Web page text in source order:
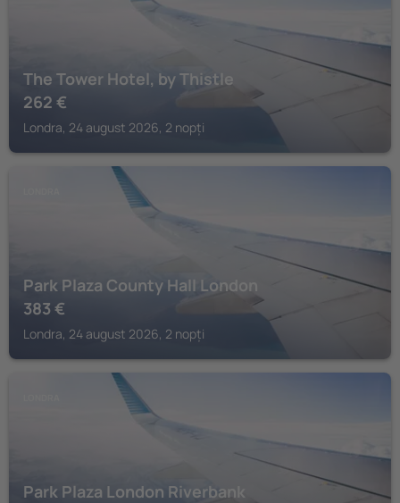
The Tower Hotel, by Thistle
262 €
Londra, 24 august 2026, 2 nopți
Park Plaza County Hall London
383 €
Londra, 24 august 2026, 2 nopți
Park Plaza London Riverbank